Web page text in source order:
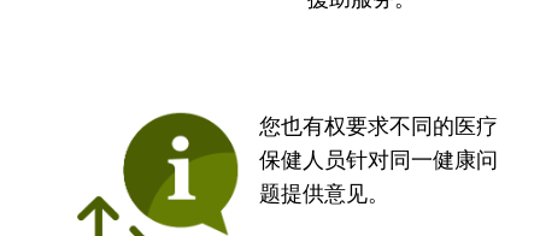
您也有权要求不同的医疗
保健人员针对同一健康问
题提供意见。